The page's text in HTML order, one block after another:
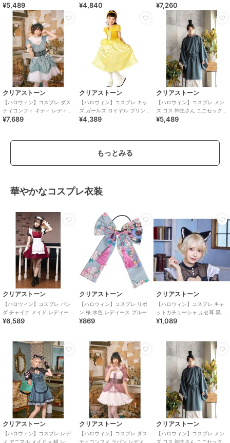
ス ブラック ハロウィン
¥5,489
かわいい
¥4,840
バニーブラック かわいい
¥7,260
クリアストーン
【ハロウィン】コスプレ ダス
ティコンフィ キティ レディー
ス サックスブルー
¥7,689
クリアストーン
【ハロウィン】コスプレ キッ
ズ ガールズ ロイヤル プリンセ
スドレス 120cm 女の子 イエ
¥4,389
クリアストーン
【ハロウィン】コスプレ メン
ズ コス 神主さん ユニセックス
ブルー
¥5,489
もっとみる
華やかなコスプレ衣装
クリアストーン
【ハロウィン】コスプレ パン
ダ チャイナ メイド レディース
レッド
¥6,589
クリアストーン
【ハロウィン】コスプレ リボ
ン 桜 水色 レディース ブルー
¥869
クリアストーン
【ハロウィン】コスプレ キャ
ットカチューシャ ふせ耳 黒×
ピンク ユニセックス
¥1,089
クリアストーン
【ハロウィン】コスプレ レデ
ィ アニマル メイド × 猫 レデ
クリアストーン
【ハロウィン】コスプレ ダス
ティコンフィ ラパン レディー
クリアストーン
【ハロウィン】コスプレ メン
ズ コス 神主さん ユニセックス